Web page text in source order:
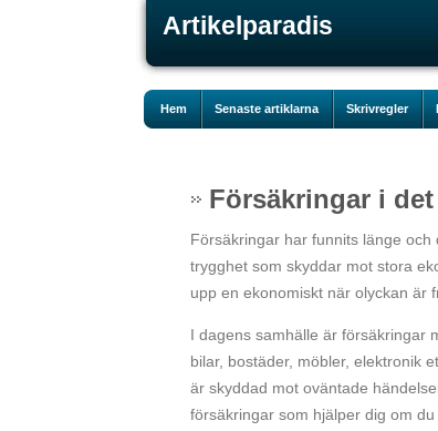
Artikelparadis
Hem Senaste artiklarna Skrivregler
Försäkringar i
Försäkringar har funnits länge
trygghet som skyddar mot stora
upp en ekonomiskt när olyckan är
I dagens samhälle är försäkringar
bilar, bostäder, möbler, elektronik
är skyddad mot oväntade
försäkringar som hjälper dig om